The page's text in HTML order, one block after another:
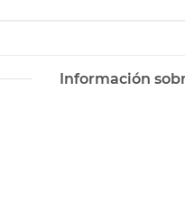
Información